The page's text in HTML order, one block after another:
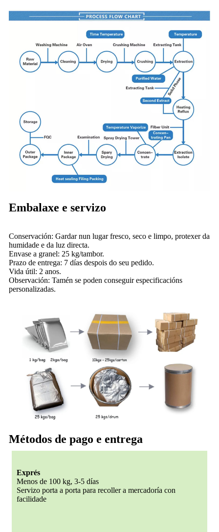
Embalaxe e servizo
Conservación: Gardar nun lugar fresco, seco e limpo, protexer da
humidade e da luz directa.
Envase a granel: 25 kg/tambor.
Prazo de entrega: 7 días despois do seu pedido.
Vida útil: 2 anos.
Observación: Tamén se poden conseguir especificacións
personalizadas.
Métodos de pago e entrega
Exprés
Menos de 100 kg, 3-5 días
Servizo porta a porta para recoller a mercadoría con
facilidade